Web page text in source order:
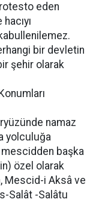
eden
bir devletin
şehir olarak
namaz
yolculuğa
mescidden başka
özel olarak
Mescid-i Aksâ ve
Salât -Salâtu